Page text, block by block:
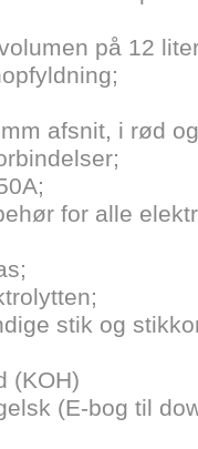
på 12
afsnit, i rød
for alle
stik og
(KOH)
(E-bog til